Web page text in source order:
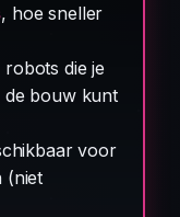
, hoe sneller
robots die je
de bouw kunt
voor
(niet